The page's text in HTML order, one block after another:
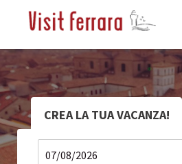
CREA LA TUA VACANZA!